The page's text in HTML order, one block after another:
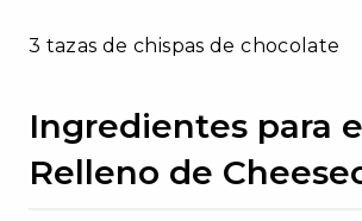
3 tazas de chispas de chocolate
Ingredientes para
Relleno de